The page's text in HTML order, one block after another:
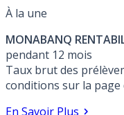
À la une
MONABANQ
pendant 12 mois
Taux brut des
conditions sur la page
En Savoir Plus